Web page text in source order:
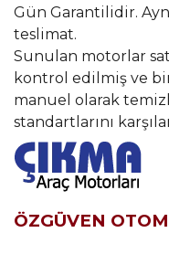
Gün Garantilidir.
teslimat.
Sunulan motorlar
kontrol edilmiş ve bir
manuel olarak
standartlarını
ÖZGÜVEN